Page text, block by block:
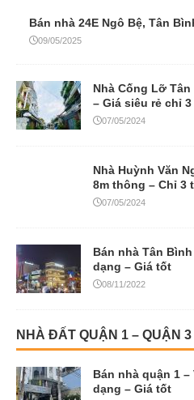
Bán nhà 24E Ngô Bệ, Tân
09/05/2025
Nhà Cống Lỡ
– Giá siêu rẻ chỉ
07/05/2024
Nhà Huỳnh Văn
8m thông – Chỉ 3
07/05/2024
Bán nhà Tân
dạng – Giá tốt
08/11/2022
NHÀ ĐẤT QUẬN 1 – QUẬN 3
Bán nhà quận 1
dạng – Giá tốt